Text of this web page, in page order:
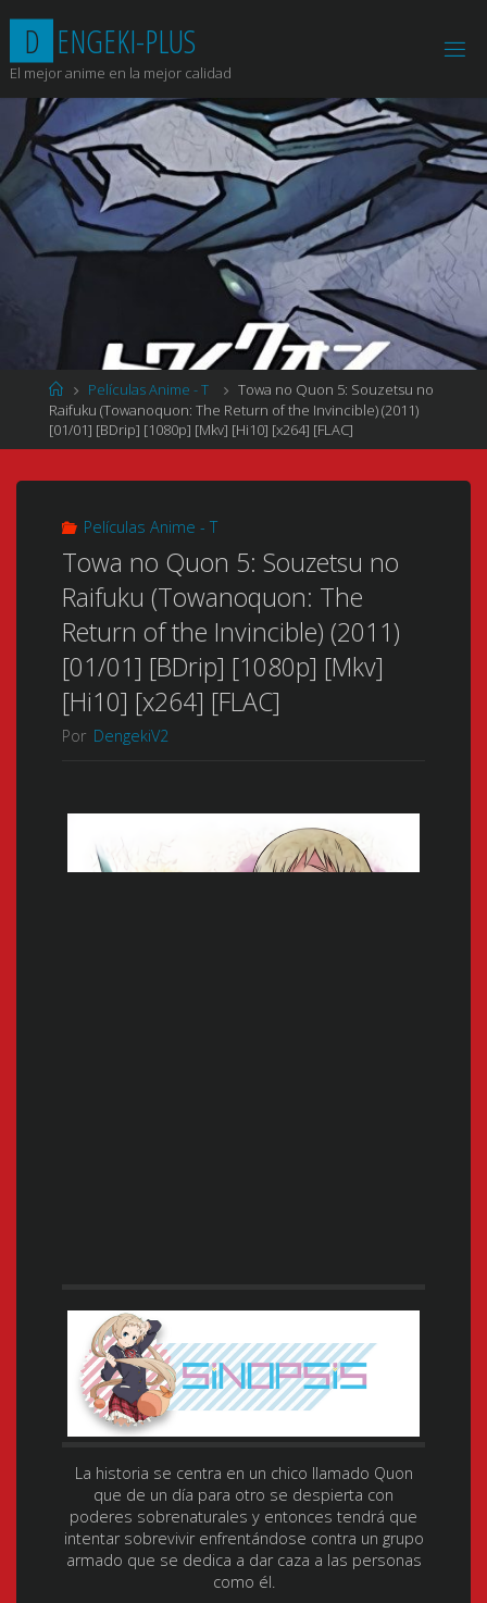
contenido
D ENGEKI-PLUS
El mejor anime en la mejor calidad
Página
de
Inicio
Películas Anime - T
Towa no Quon 5: Souzetsu no
Raifuku (Towanoquon: The Return of the Invincible) (2011)
[01/01] [BDrip] [1080p] [Mkv] [Hi10] [x264] [FLAC]
Películas Anime - T
Towa no Quon 5: Souzetsu no
Raifuku (Towanoquon: The
Return of the Invincible) (2011)
[01/01] [BDrip] [1080p] [Mkv]
[Hi10] [x264] [FLAC]
Por DengekiV2
La historia se centra en un chico llamado Quon
que de un día para otro se despierta con
poderes sobrenaturales y entonces tendrá que
intentar sobrevivir enfrentándose contra un grupo
armado que se dedica a dar caza a las personas
como él.